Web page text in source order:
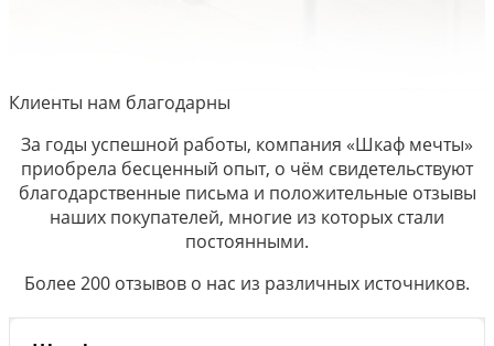
Клиенты нам благодарны
За годы успешной работы, компания «Шкаф мечты»
приобрела бесценный опыт, о чём свидетельствуют
благодарственные письма и положительные отзывы
наших покупателей, многие из которых стали
постоянными.
Более 200 отзывов о нас из различных источников.